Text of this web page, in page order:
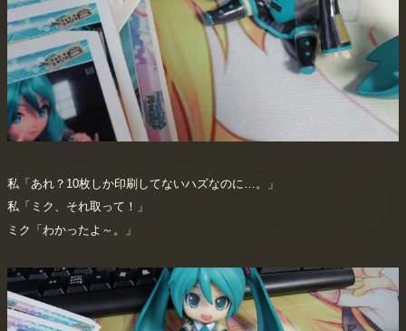
私「あれ？10枚しか印刷してないハズなのに…。」
私「ミク、それ取って！」
ミク「わかったよ～。」